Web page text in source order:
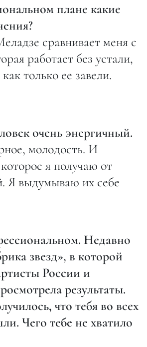
плане какие
сравнивает меня с
работает без устали,
только ее завели.
очень энергичный.
молодость. И
я получаю от
Я выдумываю их себе
Недавно
звезд», в которой
России и
результаты.
что тебя во всех
Чего тебе не хватило